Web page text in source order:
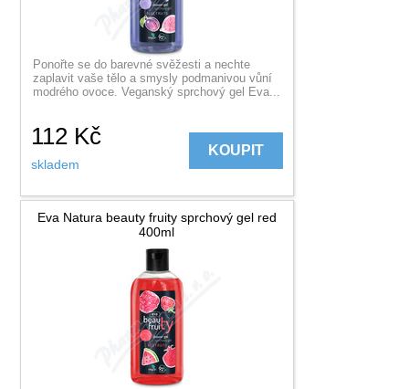
Ponořte se do barevné svěžesti a nechte
zaplavit vaše tělo a smysly podmanivou vůní
modrého ovoce. Veganský sprchový gel Eva...
112 Kč
skladem
KOUPIT
Eva Natura beauty fruity sprchový gel red
400ml